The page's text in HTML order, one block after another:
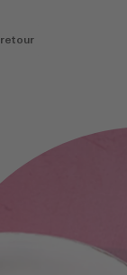
retour